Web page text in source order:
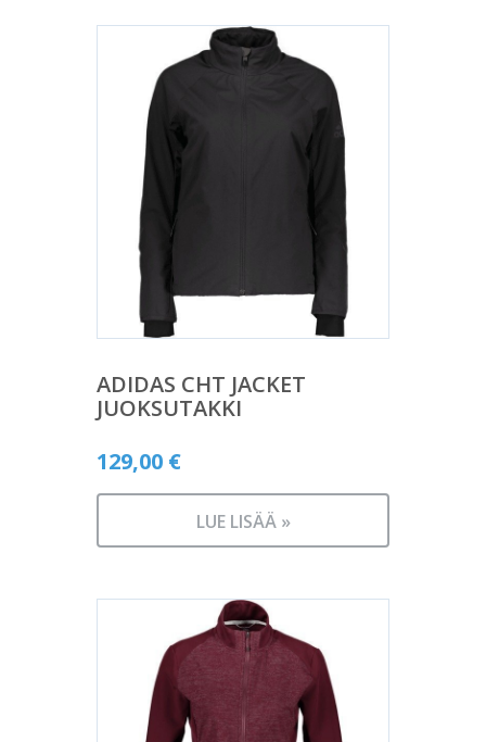
ADIDAS CHT JACKET
JUOKSUTAKKI
129,00 €
LUE LISÄÄ »